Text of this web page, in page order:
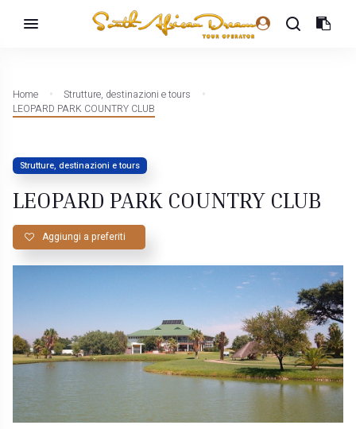
Home
Strutture, destinazioni e tours
LEOPARD PARK COUNTRY CLUB
Strutture, destinazioni e tours
LEOPARD PARK COUNTRY CLUB
Aggiungi a preferiti